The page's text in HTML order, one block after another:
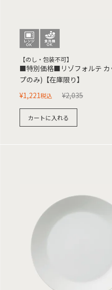
【のし・包装不可】
■特別価格■リゾフォルテ カ
プのみ)【在庫限り】
¥2,035
¥1,221税込
カートに入れる